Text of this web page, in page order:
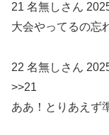
21 名無しさん
大会やってるの忘
22 名無しさん
>>21
ああ！とりあえず